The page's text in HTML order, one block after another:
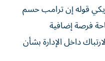
قوله إن ترامب حسم
فرصة إضافية
داخل الإدارة بشأن